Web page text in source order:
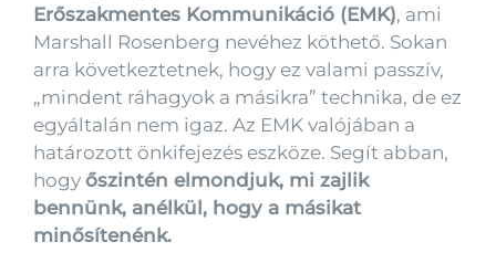
Erőszakmentes Kommunikáció (EMK), ami
Marshall Rosenberg nevéhez köthető. Sokan
arra következtetnek, hogy ez valami passzív,
„mindent ráhagyok a másikra” technika, de ez
egyáltalán nem igaz. Az EMK valójában a
határozott önkifejezés eszköze. Segít abban,
hogy őszintén elmondjuk, mi zajlik
bennünk, anélkül, hogy a másikat
minősítenénk.